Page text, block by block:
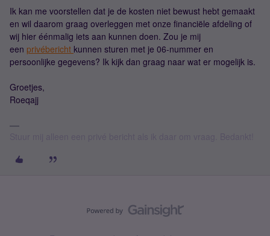
Ik kan me voorstellen dat je de kosten niet bewust hebt gemaakt
en wil daarom graag overleggen met onze financiële afdeling of
wij hier éénmalig iets aan kunnen doen. Zou je mij
een privébericht kunnen sturen met je 06-nummer en
persoonlijke gegevens? Ik kijk dan graag naar wat er mogelijk is.
Groetjes,
Roeqajj